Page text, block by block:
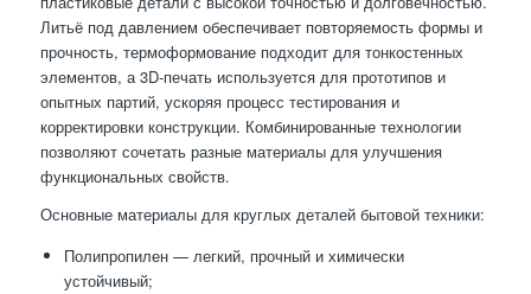
Литьё под давлением обеспечивает повторяемость формы и
прочность, термоформование подходит для тонкостенных
элементов, а 3D-печать используется для прототипов и
опытных партий, ускоряя процесс тестирования и
корректировки конструкции. Комбинированные технологии
позволяют сочетать разные материалы для улучшения
функциональных свойств.
Основные материалы для круглых деталей бытовой техники:
Полипропилен — легкий, прочный и химически
устойчивый;